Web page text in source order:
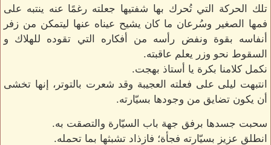
تلك الحركة التي تُحرك بها شفتيها جعلته رغمًا عنه ينتبه على
فمها الصغير وسُرعان ما كان يشيح عيناه عنها ليتمكن من زفر
أنفاسه بقوة ونفض رأسه من أفكاره التي تقوده للهلاك و
السقوط نحو وزر يعلم عاقبته.
نكمل كلامنا بكرة يا أستاذ بهجت.
انتبهت ليلى على فعلته العجيبة وقد شعرت بالتوتر، إنها تخشى
أن يكون تضايق من وجودها بسيّارته.
سحبت جسدها برفق جهة باب السيّارة والتصقت به.
انطلق عزيز بسيّارته فجأة؛ فازذاد تشبثها بما تحمله.